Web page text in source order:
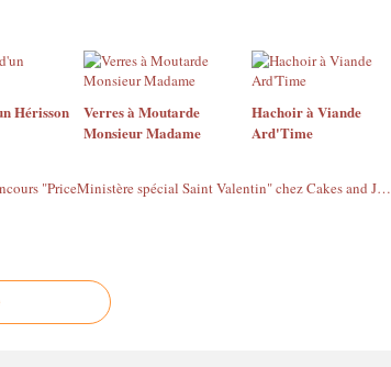
Hérisson
Verres à Moutarde
Monsieur Madame
Hachoir à Viande
Ard'Time
Ma Participation au Concours "PriceMinistère spécial Saint Valentin" chez Cakes and Juice